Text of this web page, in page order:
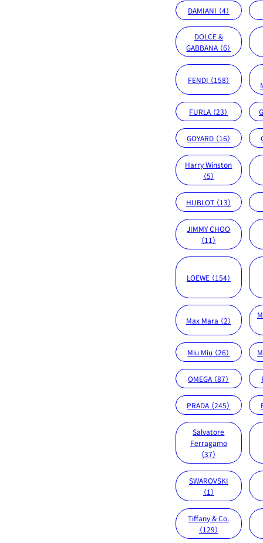
DAMIANI （4）
DOLCE &
GABBANA （6）
FENDI （158）
FURLA （23）
GOYARD （16）
Harry Winston
（5）
HUBLOT （13）
JIMMY CHOO
（11）
LOEWE （154）
Max Mara （2）
Miu Miu （26）
OMEGA （87）
PRADA （245）
Salvatore
Ferragamo
（37）
SWAROVSKI
（1）
Tiffany & Co.
（129）